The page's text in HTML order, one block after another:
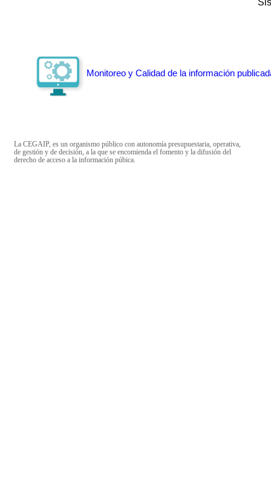
Monitoreo y Calidad de la información
La CEGAIP, es un organismo público con autonomía presupuestaria, operativa,
de gestión y de decisión, a la que se encomienda el fomento y la difusión del
derecho de acceso a la información púbica.